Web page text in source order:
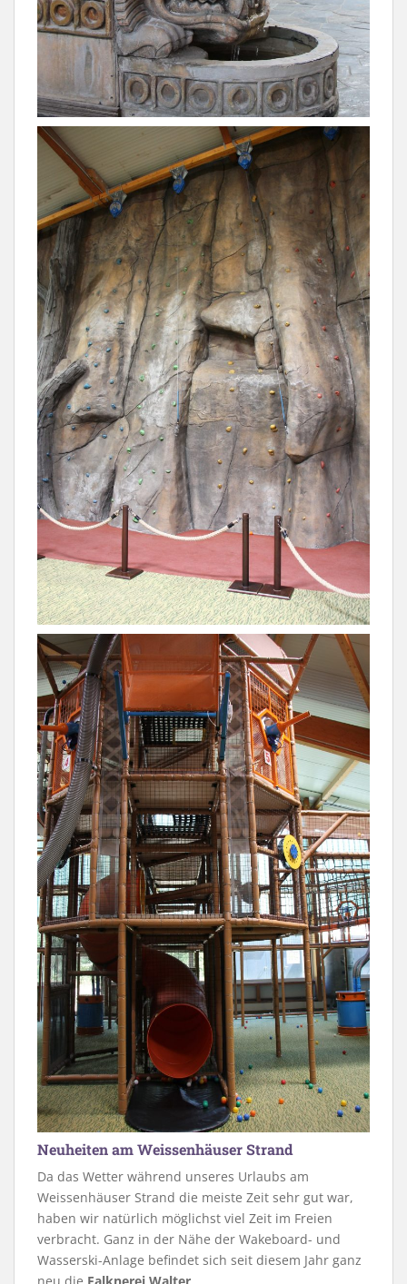
Neuheiten am Weissenhäuser Strand
Da das Wetter während unseres Urlaubs am
Weissenhäuser Strand die meiste Zeit sehr gut war,
haben wir natürlich möglichst viel Zeit im Freien
verbracht. Ganz in der Nähe der Wakeboard- und
Wasserski-Anlage befindet sich seit diesem Jahr ganz
neu die Falknerei Walter